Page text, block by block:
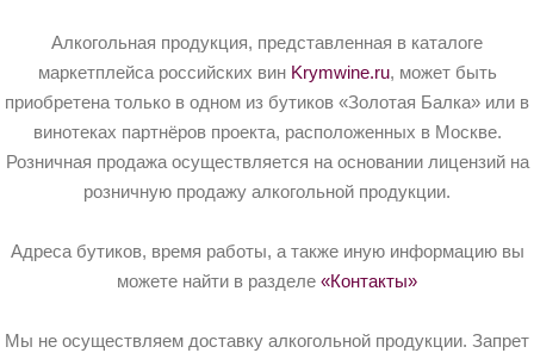
Алкогольная продукция, представленная в каталоге
маркетплейса российских вин Krymwine.ru, может быть
приобретена только в одном из бутиков «Золотая Балка» или в
винотеках партнёров проекта, расположенных в Москве.
Розничная продажа осуществляется на основании лицензий на
розничную продажу алкогольной продукции.
Адреса бутиков, время работы, а также иную информацию вы
можете найти в разделе «Контакты»
Мы не осуществляем доставку алкогольной продукции. Запрет